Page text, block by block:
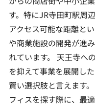
す。特にJR寺田町駅周
アクセス可能な距離と
や商業施設の開発が進
れています。 天王寺へ
を抑えて事業を展開し
賢い選択肢と言えます
フィスを探す際に、最